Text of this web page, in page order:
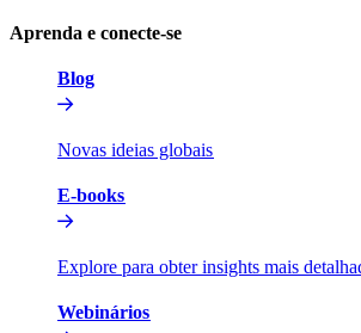
Aprenda e conecte-se​​
Blog​​
Novas ideias globais​​
E-books​​
Explore para obter insights mais
Webinários​​